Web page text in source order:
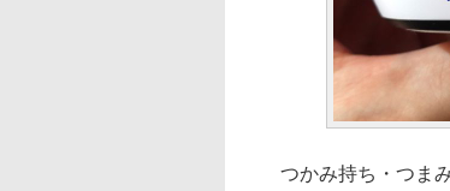
つかみ持ち・つま